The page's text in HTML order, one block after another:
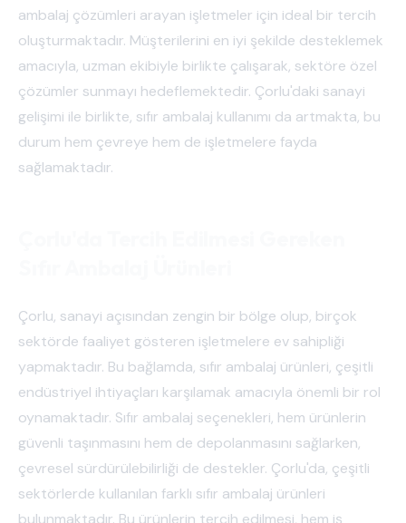
ambalaj çözümleri arayan işletmeler için ideal bir tercih
oluşturmaktadır. Müşterilerini en iyi şekilde desteklemek
amacıyla, uzman ekibiyle birlikte çalışarak, sektöre özel
çözümler sunmayı hedeflemektedir. Çorlu'daki sanayi
gelişimi ile birlikte, sıfır ambalaj kullanımı da artmakta, bu
durum hem çevreye hem de işletmelere fayda
sağlamaktadır.
Çorlu, sanayi açısından zengin bir bölge olup, birçok
sektörde faaliyet gösteren işletmelere ev sahipliği
yapmaktadır. Bu bağlamda, sıfır ambalaj ürünleri, çeşitli
endüstriyel ihtiyaçları karşılamak amacıyla önemli bir rol
oynamaktadır. Sıfır ambalaj seçenekleri, hem ürünlerin
güvenli taşınmasını hem de depolanmasını sağlarken,
çevresel sürdürülebilirliği de destekler. Çorlu'da, çeşitli
sektörlerde kullanılan farklı sıfır ambalaj ürünleri
bulunmaktadır. Bu ürünlerin tercih edilmesi, hem iş